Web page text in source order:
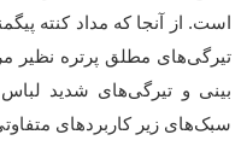
است. از آنجا که مداد کنته
تیرگی‌های مطلق پرتره
بینی و تیرگی‌های شدید لباس
سبک‌های زیر کاربردهای